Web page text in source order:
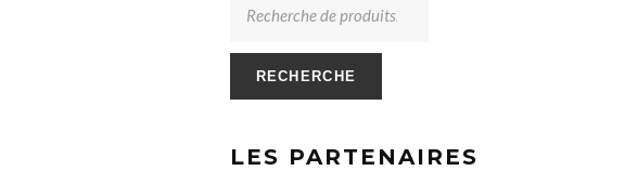
RECHERCHE
LES PARTENAIRES